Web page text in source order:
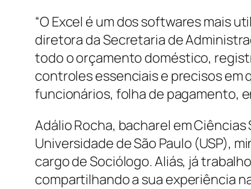
“O Excel é um dos softwares mais
diretora da Secretaria de
todo o orçamento doméstico,
controles essenciais e precisos
funcionários, folha de pagamento,
Adálio Rocha, bacharel em
Universidade de São Paulo (USP),
cargo de Sociólogo. Aliás, já
compartilhando a sua experiência